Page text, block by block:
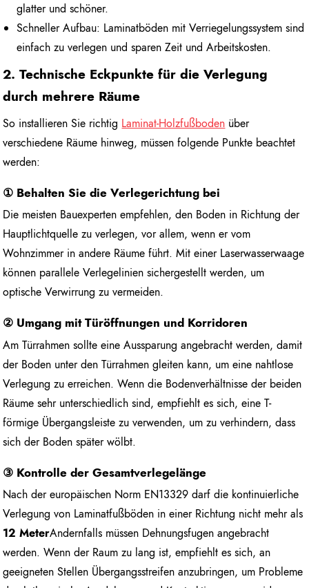
glatter und schöner.
Schneller Aufbau: Laminatböden mit Verriegelungssystem sind
einfach zu verlegen und sparen Zeit und Arbeitskosten.
2. Technische Eckpunkte für die Verlegung
durch mehrere Räume
So installieren Sie richtig Laminat-Holzfußboden über
verschiedene Räume hinweg, müssen folgende Punkte beachtet
werden:
① Behalten Sie die Verlegerichtung bei
Die meisten Bauexperten empfehlen, den Boden in Richtung der
Hauptlichtquelle zu verlegen, vor allem, wenn er vom
Wohnzimmer in andere Räume führt. Mit einer Laserwasserwaage
können parallele Verlegelinien sichergestellt werden, um
optische Verwirrung zu vermeiden.
② Umgang mit Türöffnungen und Korridoren
Am Türrahmen sollte eine Aussparung angebracht werden, damit
der Boden unter den Türrahmen gleiten kann, um eine nahtlose
Verlegung zu erreichen. Wenn die Bodenverhältnisse der beiden
Räume sehr unterschiedlich sind, empfiehlt es sich, eine T-
förmige Übergangsleiste zu verwenden, um zu verhindern, dass
sich der Boden später wölbt.
③ Kontrolle der Gesamtverlegelänge
Nach der europäischen Norm EN13329 darf die kontinuierliche
Verlegung von Laminatfußböden in einer Richtung nicht mehr als
12 MeterAndernfalls müssen Dehnungsfugen angebracht
werden. Wenn der Raum zu lang ist, empfiehlt es sich, an
geeigneten Stellen Übergangsstreifen anzubringen, um Probleme